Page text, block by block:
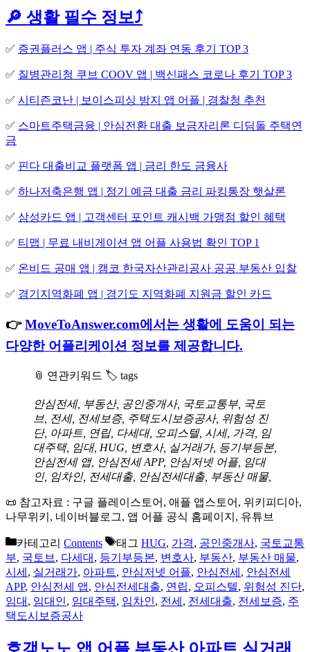
🔎 생활 필수 정보⤴️
✅ 증권플러스 앱 | 주식 투자 계좌 연동 후기 TOP 3
✅ 질병관리청 쿠브 COOV 앱 | 백신패스 코로나 후기 TOP 3
✅ 시티즌코난 | 보이스피싱 방지 앱 어플 | 경찰청 추천
✅ 스마트주택금융 | 안심전환 대출 보금자리론 디딤돌 주택연
금
✅ 핀다 대출비교 플랫폼 앱 | 금리 한도 금융사
✅ 하나저축은행 앱 | 정기 예금 대출 금리 파킹통장 햇살론
✅ 삼성카드 앱 | 고객센터 포인트 캐시백 가맹점 할인 혜택
✅ 티맵 | 무료 내비게이션 앱 어플 사용법 확인 TOP 1
✅ 온비드 공매 앱 | 캠코 한국자산관리공사 공공 부동산 입찰
✅ 경기지역화폐 앱 | 경기도 지역화폐 지원금 할인 카드
👉MoveToAnswer.com에서는 생활에 도움이 되는
다양한 어플리케이션 정보를 제공합니다.
📎 연관키워드 🏷️ tags
안심전세, 부동산, 공인중개사, 국토교통부, 국토
브, 전세, 전세보증, 주택도시보증공사, 위험성 진
단, 아파트, 연립, 다세대, 오피스텔, 시세, 가격, 임
대주택, 임대, HUG, 변호사, 실거래가, 등기부등본,
안심전세 앱, 안심전세 APP, 안심저넷 어플, 임대
인, 임차인, 전세대출, 안심전세대출, 부동산 매물,
📜 참고자료 : 구글 플레이스토어, 애플 앱스토어, 위키피디아,
나무위키, 네이버블로그, 앱 어플 공식 홈페이지, 유튜브
카테고리 Contents 태그 HUG, 가격, 공인중개사, 국토교통
부, 국토브 , 다세대 , 등기부등본, 변호사, 부동산, 부동산 매물,
시세 , 실거래가, 아파트, 안심저넷 어플, 안심전세 , 안심전세
APP, 안심전세 앱, 안심전세대출, 연립, 오피스텔, 위험성 진단,
임대 , 임대인, 임대주택, 임차인, 전세 , 전세대출, 전세보증, 주
택도시보증공사